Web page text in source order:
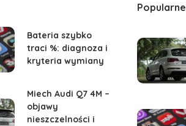
Bateria szybko
traci %: diagnoza i
kryteria wymiany
Miech Audi Q7 4M –
objawy
nieszczelności i
Popularne